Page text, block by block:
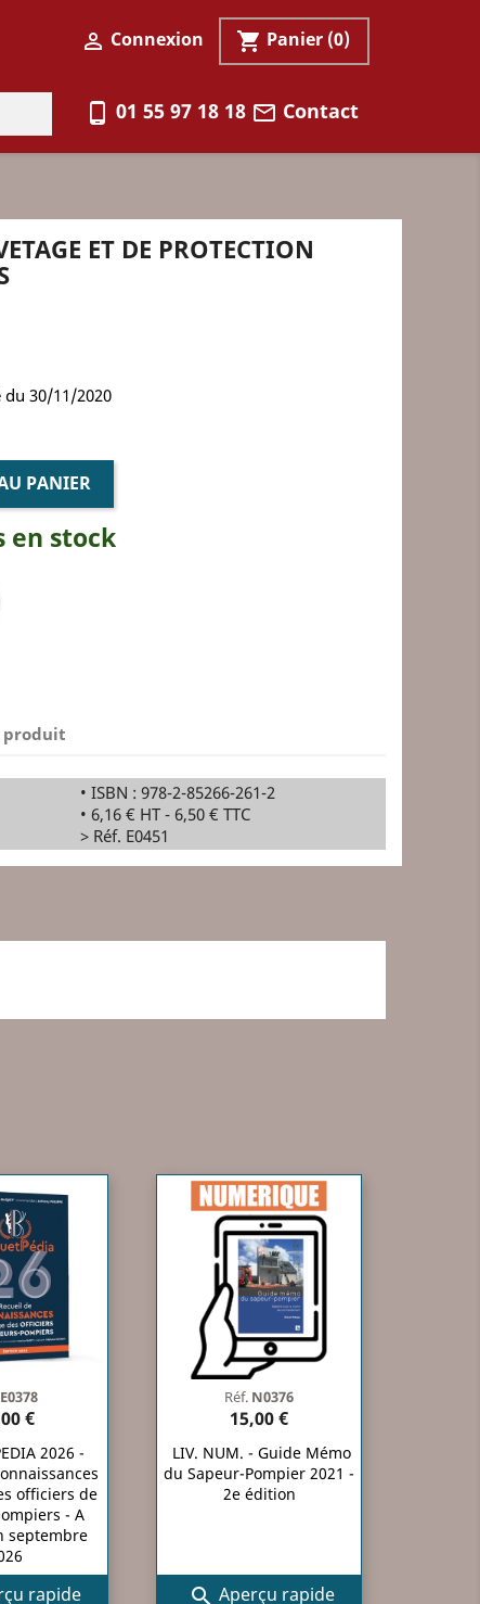
 Connexion shopping_cart Panier (0)
phone_android 01 55 97 18 18 mail_outline Contact
ET DE PROTECTION
du 30/11/2020
PANIER
en stock
produit
• ISBN : 978-2-85266-261-2
• 6,16 € HT - 6,50 € TTC
> Réf. E0451
E0378
€
2026 -
officiers de
- A
septembre
rapide
Réf. N0376
15,00 €
LIV. NUM. - Guide Mémo
du Sapeur-Pompier 2021 -
2e édition
 Aperçu rapide